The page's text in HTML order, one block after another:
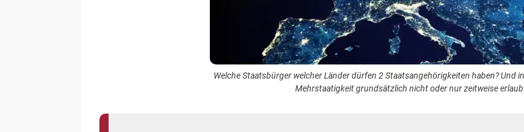
Welche Staatsbürger welcher Länder dürfen 2 Staatsangehörigkeiten haben? Und
Mehrstaatigkeit grundsätzlich nicht oder nur zeitweise